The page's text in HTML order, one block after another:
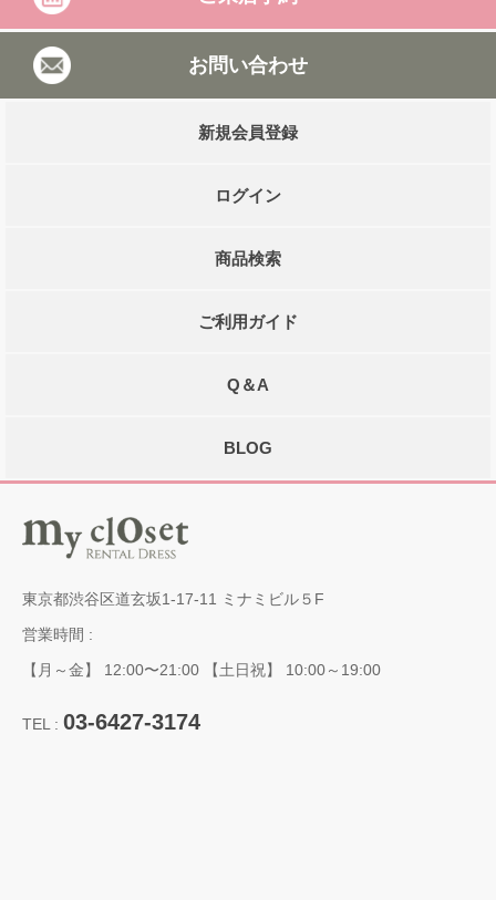
お問い合わせ
新規会員登録
ログイン
商品検索
ご利用ガイド
Q＆A
BLOG
東京都渋谷区道玄坂1-17-11 ミナミビル５F
営業時間 :
【月～金】 12:00〜21:00 【土日祝】 10:00～19:00
TEL : 03-6427-3174